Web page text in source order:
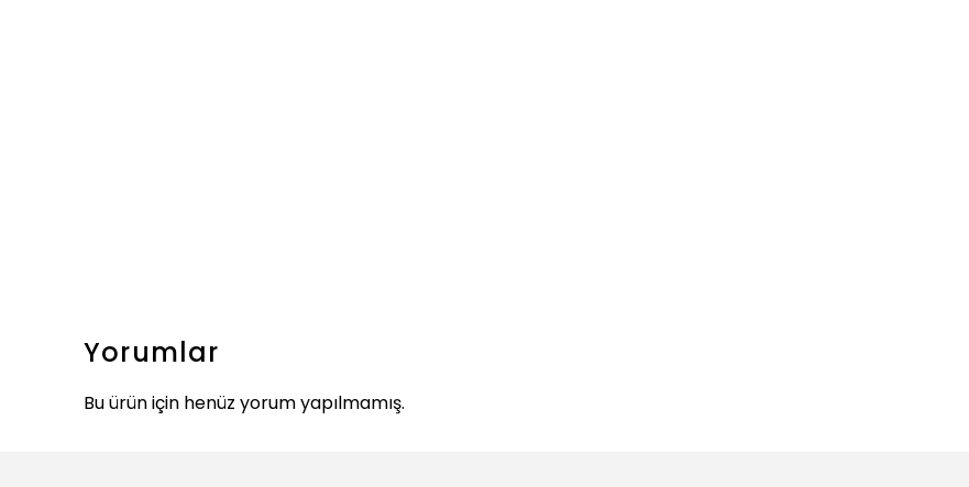
Yorumlar
Bu ürün için henüz yorum yapılmamış.